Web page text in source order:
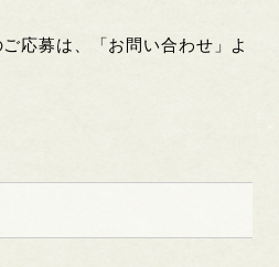
応募は、「お問い合わせ」よ